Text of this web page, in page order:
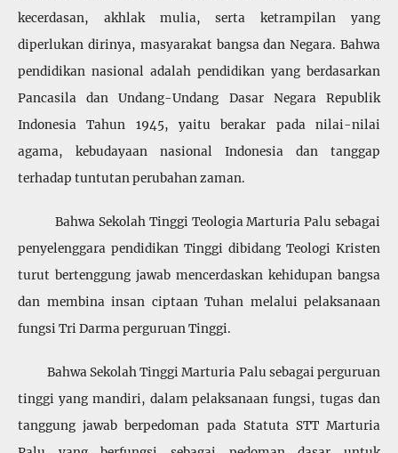
kecerdasan, akhlak mulia, serta ketrampilan yang
diperlukan dirinya, masyarakat bangsa dan Negara. Bahwa
pendidikan nasional adalah pendidikan yang berdasarkan
Pancasila dan Undang-Undang Dasar Negara Republik
Indonesia Tahun 1945, yaitu berakar pada nilai-nilai
agama, kebudayaan nasional Indonesia dan tanggap
terhadap tuntutan perubahan zaman.
Bahwa Sekolah Tinggi Teologia Marturia Palu sebagai
penyelenggara pendidikan Tinggi dibidang Teologi Kristen
turut bertenggung jawab mencerdaskan kehidupan bangsa
dan membina insan ciptaan Tuhan melalui pelaksanaan
fungsi Tri Darma perguruan Tinggi.
Bahwa Sekolah Tinggi Marturia Palu sebagai perguruan
tinggi yang mandiri, dalam pelaksanaan fungsi, tugas dan
tanggung jawab berpedoman pada Statuta STT Marturia